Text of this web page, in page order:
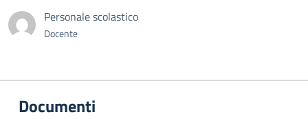
Personale scolastico
Docente
Documenti